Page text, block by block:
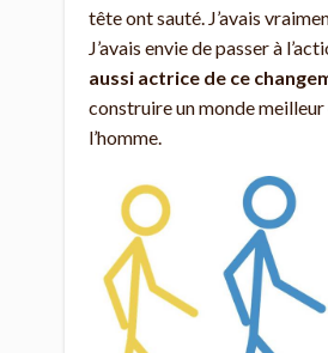
tête ont sauté. J’avais
J’avais envie de passer à
aussi actrice de ce
construire un monde meilleur
l’homme.